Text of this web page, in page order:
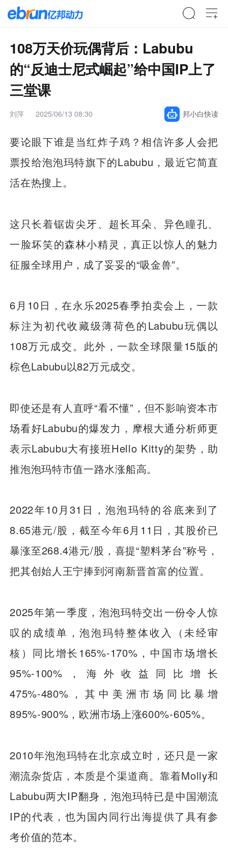
108万天价玩偶背后：Labubu
的“反迪士尼式崛起”给中国IP上了
三堂课
刘萍 2025/06/13 08:30 邦小白快读
要论眼下谁是当红炸子鸡？相信许多人会把
票投给泡泡玛特旗下的Labubu，最近它简直
活在热搜上。
这只长着锯齿尖牙、超长耳朵、异色瞳孔、
一脸坏笑的森林小精灵，真正以惊人的魅力
征服全球用户，成了妥妥的“吸金兽”。
6月10日，在永乐2025春季拍卖会上，一款
标注为初代收藏级薄荷色的Labubu玩偶以
108万元成交。此外，一款全球限量15版的
棕色Labubu以82万元成交。
即使还是有人直呼“看不懂”，但不影响资本市
场看好Labubu的爆发力，摩根大通分析师更
表示Labubu大有接班Hello Kitty的架势，助
推泡泡玛特市值一路水涨船高。
2022年10月31日，泡泡玛特的谷底来到了
8.65港元/股，截至今年6月11日，其股价已
暴涨至268.4港元/股，喜提“塑料茅台”称号，
把其创始人王宁捧到河南新晋首富的位置。
2025年第一季度，泡泡玛特交出一份令人惊
叹的成绩单，泡泡玛特整体收入（未经审
核）同比增长165%-170%，中国市场增长
95%-100%，海外收益同比增长
475%-480%，其中美洲市场同比暴增
895%-900%，欧洲市场上涨600%-605%。
2010年泡泡玛特在北京成立时，还只是一家
潮流杂货店，本质是个渠道商。靠着Molly和
Labubu两大IP翻身，泡泡玛特已是中国潮流
IP的代表，也为国内同行出海提供了具有参
考价值的范本。